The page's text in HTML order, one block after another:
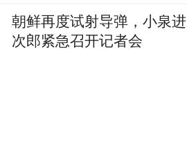
朝鲜再度试射导弹，小泉进
次郎紧急召开记者会